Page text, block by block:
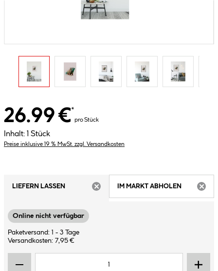
26.99 €*
pro Stück
Inhalt: 1 Stück
Preise inklusive 19 % MwSt. zzgl. Versandkosten
LIEFERN LASSEN
IM MARKT ABHOLEN
Online nicht verfügbar
Paketversand: 1 - 3 Tage
Versandkosten: 7,95 €